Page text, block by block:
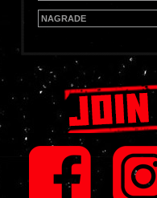
NAGRADE